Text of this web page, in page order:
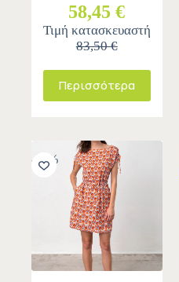
58,45 €
Τιμή κατασκευαστή
83,50 €
Περισσότερα
-30%